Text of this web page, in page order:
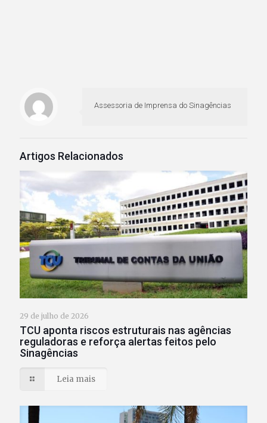
Assessoria de Imprensa do Sinagências
Artigos Relacionados
29 de julho de 2026
TCU aponta riscos estruturais nas agências
reguladoras e reforça alertas feitos pelo
Sinagências
Leia mais